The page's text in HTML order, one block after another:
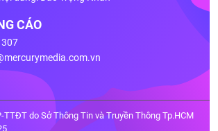
CÁO
307
TTĐT do Sở Thông Tin và Truyền Thông Tp.HCM